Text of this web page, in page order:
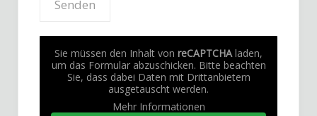
Sie müssen den Inhalt von reCAPTCHAladen,
um das Formular abzuschicken. Bitte beachten
Sie, dass dabei Daten mit Drittanbietern
ausgetauscht werden.
Mehr Informationen